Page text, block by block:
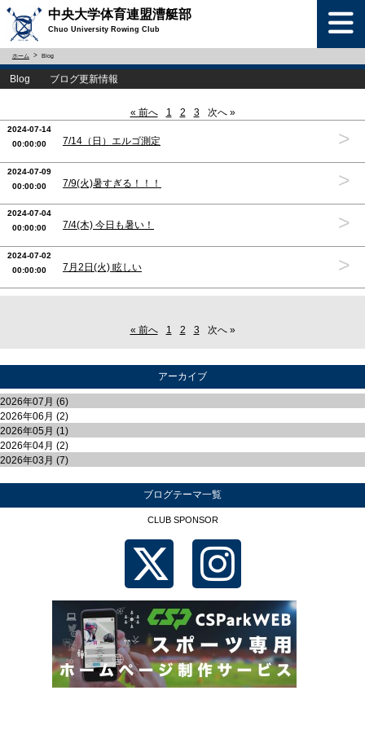
中央大学体育連盟漕艇部
Chuo University Rowing Club
ホーム Blog
Blog ブログ更新情報
« 前へ 1 2 3 次へ »
2024-07-14
00:00:00
7/14（日）エルゴ測定 >
2024-07-09
00:00:00
7/9(火)暑すぎる！！！ >
2024-07-04
00:00:00
7/4(木) 今日も暑い！ >
2024-07-02
00:00:00
7月2日(火) 眩しい >
« 前へ 1 2 3 次へ »
アーカイブ
2026年07月 (6)
2026年06月 (2)
2026年05月 (1)
2026年04月 (2)
2026年03月 (7)
ブログテーマ一覧
CLUB SPONSOR